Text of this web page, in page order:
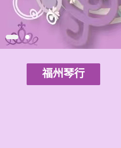
福州琴行